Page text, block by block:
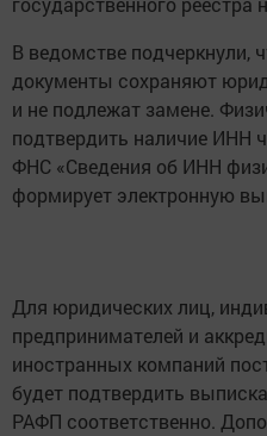
В ведомстве подчеркнули,
документы сохраняют
и не подлежат замене.
подтвердить наличие ИНН
ФНС «Сведения об ИНН
формирует электронную
Для юридических лиц,
предпринимателей и
иностранных компаний
будет подтвердить
РАФП соответственно.